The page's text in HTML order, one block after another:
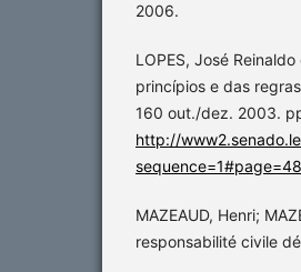
2006.
LOPES, José
princípios e das
160 out./dez. 2003.
http://
sequence=1#page=48
MAZEAUD, Henri;
responsabilité civile